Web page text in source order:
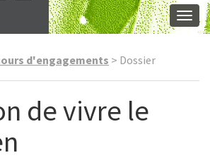
d'engagements > Dossier
de vivre le